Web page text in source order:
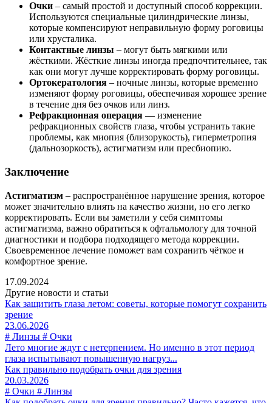
Очки – самый простой и доступный способ коррекции.
Используются специальные цилиндрические линзы,
которые компенсируют неправильную форму роговицы
или хрусталика.
Контактные линзы – могут быть мягкими или
жёсткими. Жёсткие линзы иногда предпочтительнее, так
как они могут лучше корректировать форму роговицы.
Ортокератология – ночные линзы, которые временно
изменяют форму роговицы, обеспечивая хорошее зрение
в течение дня без очков или линз.
Рефракционная операция — изменение
рефракционных свойств глаза, чтобы устранить такие
проблемы, как миопия (близорукость), гиперметропия
(дальнозоркость), астигматизм или пресбиопию.
Заключение
Астигматизм – распространённое нарушение зрения, которое
может значительно влиять на качество жизни, но его легко
корректировать. Если вы заметили у себя симптомы
астигматизма, важно обратиться к офтальмологу для точной
диагностики и подбора подходящего метода коррекции.
Своевременное лечение поможет вам сохранить чёткое и
комфортное зрение.
17.09.2024
Другие новости и статьи
Как защитить глаза летом: советы, которые помогут сохранить
зрение
23.06.2026
# Линзы # Очки
Лето многие ждут с нетерпением. Но именно в этот период
глаза испытывают повышенную нагруз...
Как правильно подобрать очки для зрения
20.03.2026
# Очки # Линзы